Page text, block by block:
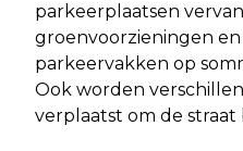
parkeerplaatsen
groenvoorzieningen
parkeervakken op
Ook worden
verplaatst om de